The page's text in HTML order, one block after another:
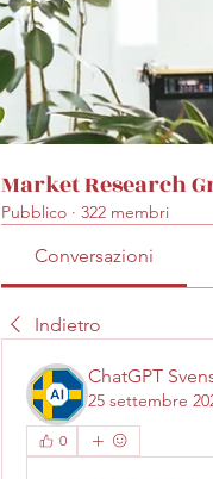
Market Research
Pubblico · 322 membri
Conversazioni
Indietro
ChatGPT
25 settembre
0